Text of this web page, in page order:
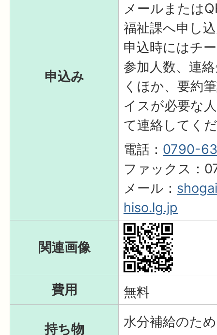
申込み
メールまたは
福祉課へ申し
申込時にはチ
参加人数、連
くほか、要約
イスが必要な
て連絡してく
電話： 0790-
ファックス：
メール：
hiso.lg.jp
関連画像
費用 無料
持ち物
水分補給のた